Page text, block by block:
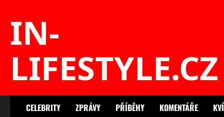
IN-
LIFESTYLE.CZ
CELEBRITY ZPRÁVY PŘÍBĚHY KOMENTÁŘE